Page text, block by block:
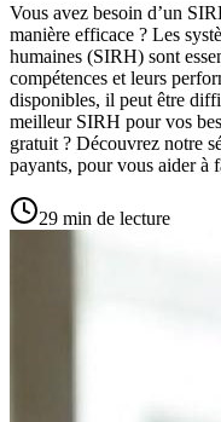
Vous avez besoin d’un
manière efficace ? Les
humaines (SIRH) sont
compétences et leurs
disponibles, il peut être
meilleur SIRH pour vos
gratuit ? Découvrez notre
payants, pour vous aider à
29 min de lecture